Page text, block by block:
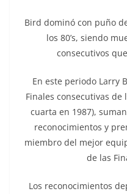
Bird dominó con puño
los 80’s, siendo
consecutivos
En este periodo Larry
Finales consecutivas
cuarta en 1987),
reconocimientos y
miembro del mejor
de las
Los reconocimientos